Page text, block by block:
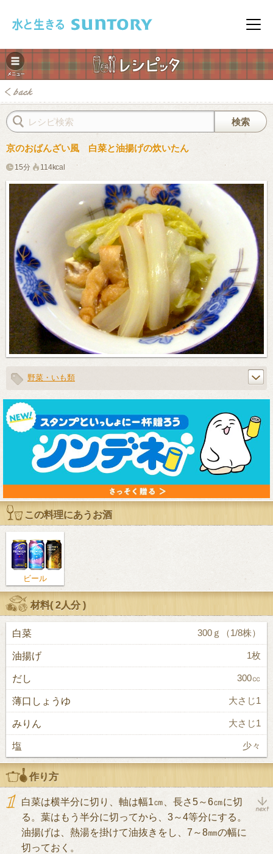
メニ
レシピ
京のおばんざい風 白菜と油揚げの炊いたん
15分 114kcal
野菜・いも類
この料理にあうお酒
ビール
材料(2人分)
白菜 300ｇ（1/8株）
油揚げ 1枚
だし 300㏄
薄口しょうゆ 大さじ1
みりん 大さじ1
塩 少々
作り方
白菜は横半分に切り、軸は幅1㎝、長さ5～6㎝に切
る。葉はもう半分に切ってから、3～4等分にする。
油揚げは、熱湯を掛けて油抜きをし、7～8㎜の幅に
切っておく。